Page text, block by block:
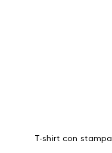
T-shirt con stampa